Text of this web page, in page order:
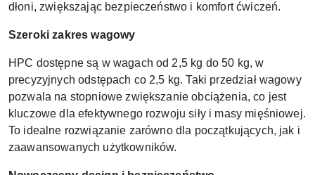
dłoni, zwiększając bezpieczeństwo i komfort ćwiczeń.
Szeroki zakres wagowy
HPC dostępne są w wagach od 2,5 kg do 50 kg, w
precyzyjnych odstępach co 2,5 kg. Taki przedział wagowy
pozwala na stopniowe zwiększanie obciążenia, co jest
kluczowe dla efektywnego rozwoju siły i masy mięśniowej.
To idealne rozwiązanie zarówno dla początkujących, jak i
zaawansowanych użytkowników.